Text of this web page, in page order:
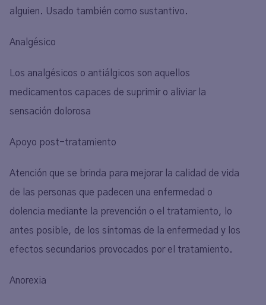
alguien. Usado también como sustantivo.
Analgésico
Los analgésicos o antiálgicos son aquellos
medicamentos capaces de suprimir o aliviar la
sensación dolorosa
Apoyo post-tratamiento
Atención que se brinda para mejorar la calidad de vida
de las personas que padecen una enfermedad o
dolencia mediante la prevención o el tratamiento, lo
antes posible, de los síntomas de la enfermedad y los
efectos secundarios provocados por el tratamiento.
Anorexia